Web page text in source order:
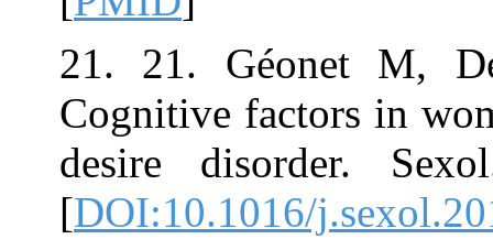
21. 21.
Cognitive
desire
[DOI:10.1016/